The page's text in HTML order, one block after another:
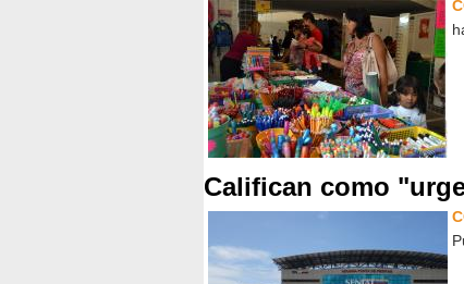
Califican como